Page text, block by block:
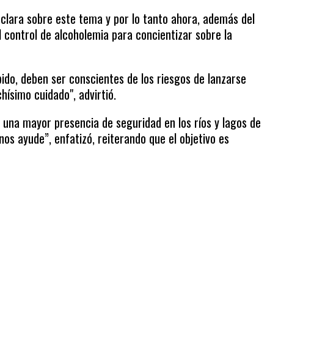
sobre este tema y por lo tanto ahora, además del
de alcoholemia para concientizar sobre la
deben ser conscientes de los riesgos de lanzarse
cuidado", advirtió.
mayor presencia de seguridad en los ríos y lagos de
ayude”, enfatizó, reiterando que el objetivo es